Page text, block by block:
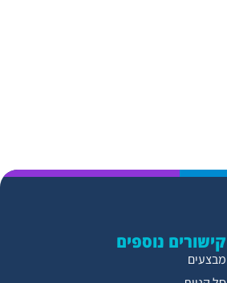
קישורים נוספים
מבצעים